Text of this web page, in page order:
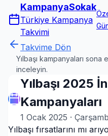
KampanyaSokak
Türkiye Kampanya
Takvimi
Takvime Dön
Yılbaşı kampanyaları sona
inceleyin.
Yılbaşı 2025
Kampanyaları
1 Ocak 2025 ·
Yılbaşı fırsatlarını mı